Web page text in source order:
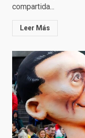
compartida...
Leer Más